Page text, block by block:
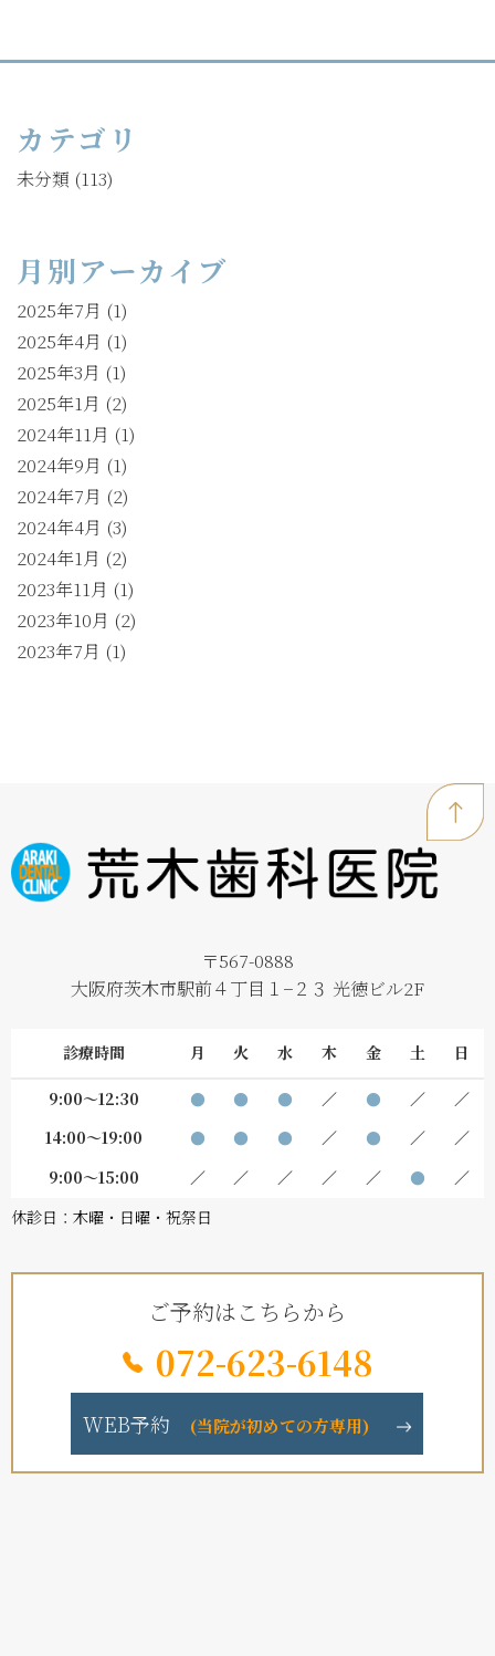
カテゴリ
未分類 (113)
月別アーカイブ
2025年7月 (1)
2025年4月 (1)
2025年3月 (1)
2025年1月 (2)
2024年11月 (1)
2024年9月 (1)
2024年7月 (2)
2024年4月 (3)
2024年1月 (2)
2023年11月 (1)
2023年10月 (2)
2023年7月 (1)
〒567-0888
大阪府茨木市駅前４丁目１−２３ 光徳ビル2F
診療時間 月 火 水 木 金 土 日
9:00～12:30 ● ● ● ／ ● ／
／
14:00～19:00
● ● ● ／ ● ／
／
9:00～15:00
／ ／ ／ ／ ／ ●
／
休診日：木曜・日曜・祝祭日
ご予約はこちらから
072-623-6148
WEB予約 (当院が初めての方専用)